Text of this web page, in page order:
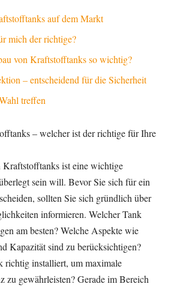
auf dem Markt
mich der richtige?
von Kraftstofftanks so wichtig?
– entscheidend für die Sicherheit
treffen
– welcher ist der richtige für Ihre
ist eine wichtige
sein will. Bevor Sie sich für ein
sollten Sie sich gründlich über
informieren. Welcher Tank
am besten? Welche Aspekte wie
Kapazität sind zu berücksichtigen?
installiert, um maximale
zu gewährleisten? Gerade im Bereich